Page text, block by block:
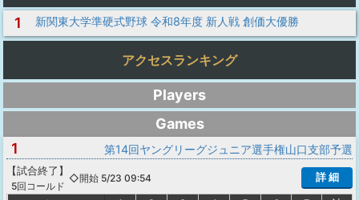
1 新関東大学準硬式野球 令和8年度 新人戦 創価大優勝
アクセスランキング
Players
Games
1
第14回ヤングリーグジュニア選手権山口支部予選
【試合終了 】
5回コールド
◇開始 5/23 09:54 詳 細